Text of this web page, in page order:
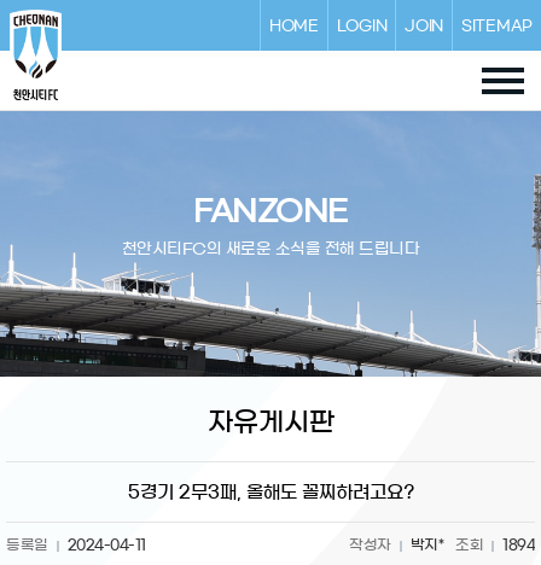
HOME LOGIN JOIN SITEMAP
FANZONE
천안시티FC의 새로운 소식을 전해 드립니다
자유게시판
5경기 2무3패, 올해도 꼴찌하려고요?
등록일 2024-04-11 작성자 박지* 조회 1894